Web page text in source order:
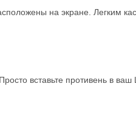
на экране. Легким
вставьте противень в